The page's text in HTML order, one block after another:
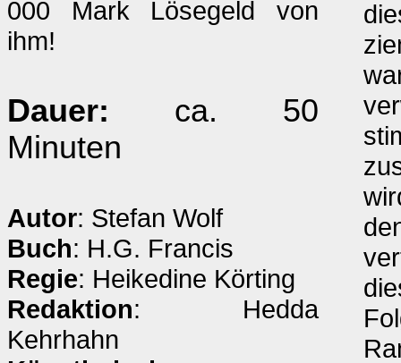
000 Mark Lösegeld von
ihm!
Dauer: ca. 50
Minuten
Autor: Stefan Wolf
Buch: H.G. Francis
Regie: Heikedine Körting
Redaktion: Hedda
Kehrhahn